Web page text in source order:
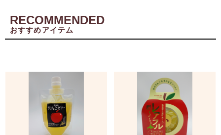
RECOMMENDED
おすすめアイテム